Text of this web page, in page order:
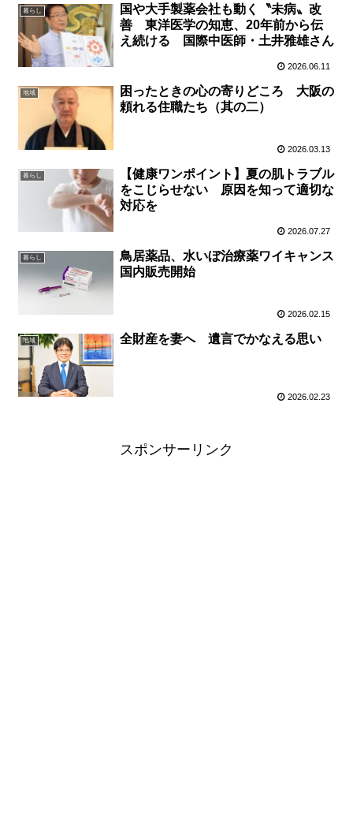
暮らし
国や大手製薬会社も動く〝未病〟改
善 東洋医学の知恵、20年前から伝
え続ける 国際中医師・土井雅雄さん
2026.06.11
地域
困ったときの心の寄りどころ 大阪の
頼れる住職たち（其の二）
2026.03.13
暮らし
【健康ワンポイント】夏の肌トラブル
をこじらせない 原因を知って適切な
対応を
2026.07.27
暮らし
鳥居薬品、水いぼ治療薬ワイキャンス
国内販売開始
2026.02.15
地域 全財産を妻へ 遺言でかなえる思い
2026.02.23
スポンサーリンク